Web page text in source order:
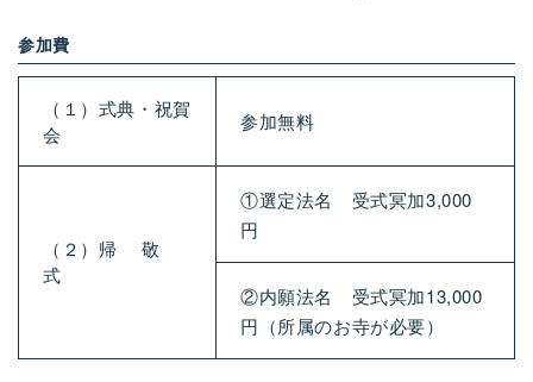
参加費
（１）式典・祝賀
会
参加無料
（２）帰 敬
式
①選定法名 受式冥加3,000
円
②内願法名 受式冥加13,000
円（所属のお寺が必要）